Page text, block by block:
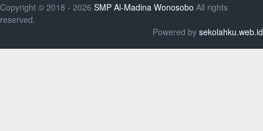
Copyright © 2018 - 2026 SMP Al-Madina Wonosobo All rights
reserved.
Powered by sekolahku.web.id